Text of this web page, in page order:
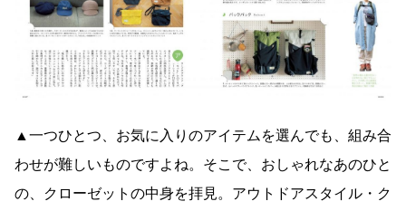
▲一つひとつ、お気に入りのアイテムを選んでも、組み合
わせが難しいものですよね。そこで、おしゃれなあのひと
の、クローゼットの中身を拝見。アウトドアスタイル・ク